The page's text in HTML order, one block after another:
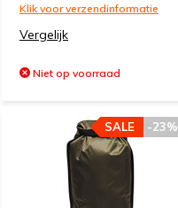
Klik voor verzendinformatie
Vergelijk
Niet op voorraad
-23%
SALE